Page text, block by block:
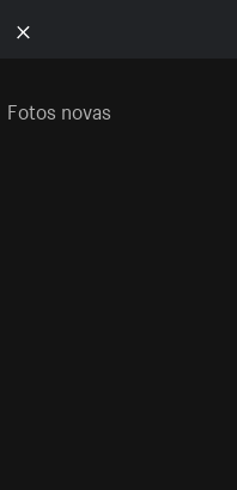
Fotos novas